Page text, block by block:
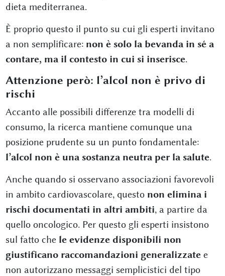
dieta mediterranea.
È proprio questo il punto su cui gli esperti invitano
a non semplificare: non è solo la bevanda in sé a
contare, ma il contesto in cui si inserisce.
Attenzione però: l’alcol non è privo di
rischi
Accanto alle possibili differenze tra modelli di
consumo, la ricerca mantiene comunque una
posizione prudente su un punto fondamentale:
l’alcol non è una sostanza neutra per la salute.
Anche quando si osservano associazioni favorevoli
in ambito cardiovascolare, questo non elimina i
rischi documentati in altri ambiti, a partire da
quello oncologico. Per questo gli esperti insistono
sul fatto che le evidenze disponibili non
giustificano raccomandazioni generalizzatee
non autorizzano messaggi semplicistici del tipo